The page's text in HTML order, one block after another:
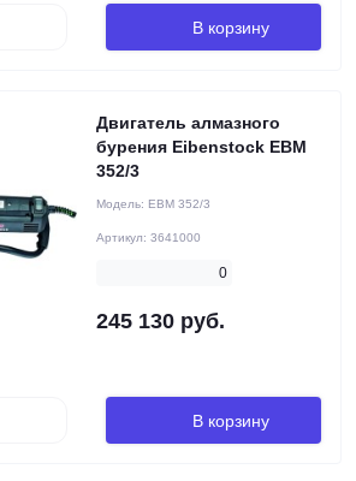
В корзину
Двигатель алмазного
бурения Eibenstock EBM
352/3
Модель: EBM 352/3
Артикул: 3641000
0
245 130 руб.
В корзину